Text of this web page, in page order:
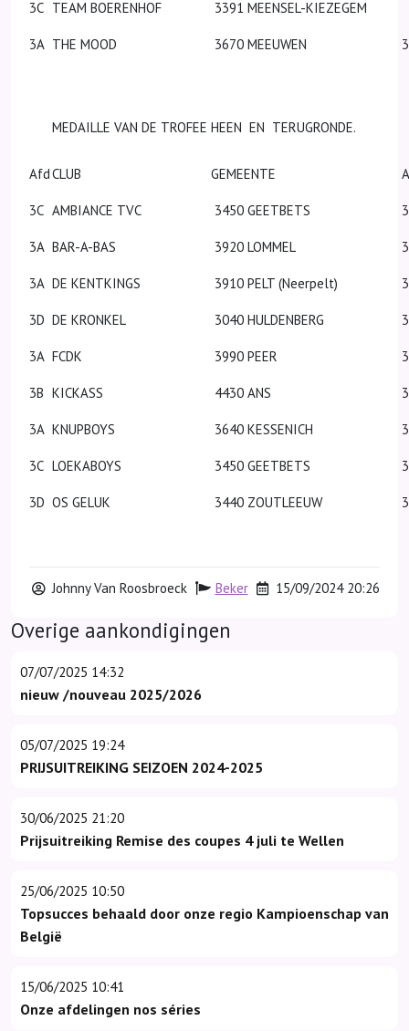
3C TEAM BOERENHOF 3391 MEENSEL-KIEZEGEM
3A THE MOOD 3670 MEEUWEN
MEDAILLE VAN DE TROFEE HEEN EN TERUGRONDE.
AfdCLUB GEMEENTE
3C AMBIANCE TVC 3450 GEETBETS
3A BAR-A-BAS 3920 LOMMEL
3A DE KENTKINGS 3910 PELT (Neerpelt)
3D DE KRONKEL 3040 HULDENBERG
3A FCDK 3990 PEER
3B KICKASS 4430 ANS
3A KNUPBOYS 3640 KESSENICH
3C LOEKABOYS 3450 GEETBETS
3D OS GELUK 3440 ZOUTLEEUW
Johnny Van Roosbroeck Beker 15/09/2024 20:26
Overige aankondigingen
07/07/2025 14:32
nieuw /nouveau 2025/2026
05/07/2025 19:24
PRIJSUITREIKING SEIZOEN 2024-2025
30/06/2025 21:20
Prijsuitreiking Remise des coupes 4 juli te Wellen
25/06/2025 10:50
Topsucces behaald door onze regio Kampioenschap van
België
15/06/2025 10:41
Onze afdelingen nos séries